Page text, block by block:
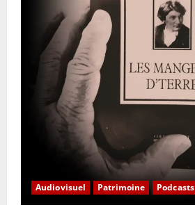
Audiovisuel Patrimoine Podcasts